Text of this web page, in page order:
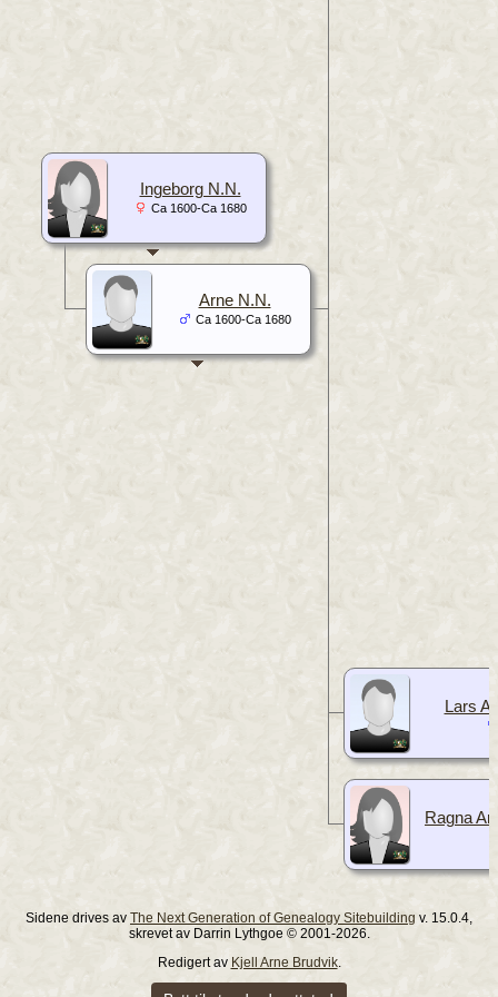
Lars
Ragna
Ingeborg N.N.
Ca 1600-Ca 1680
Arne N.N.
Ca 1600-Ca 1680
Sidene drives av The Next Generation of Genealogy Sitebuilding v. 15.0.4,
skrevet av Darrin Lythgoe © 2001-2026.
Redigert av Kjell Arne Brudvik.